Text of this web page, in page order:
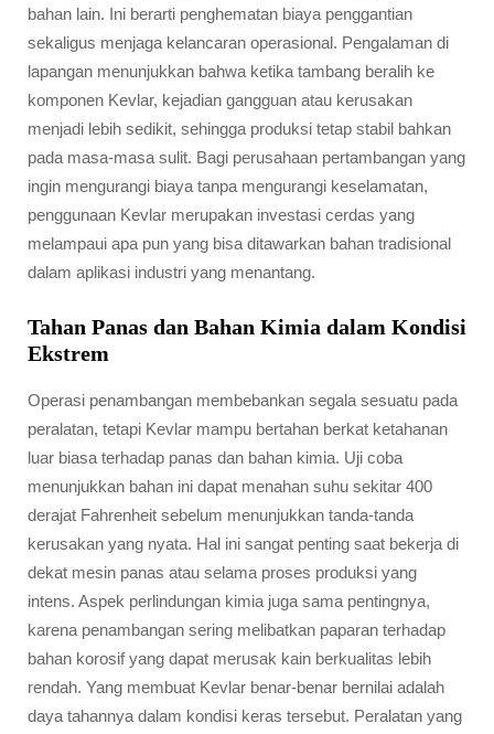
bahan lain. Ini berarti penghematan biaya penggantian
sekaligus menjaga kelancaran operasional. Pengalaman di
lapangan menunjukkan bahwa ketika tambang beralih ke
komponen Kevlar, kejadian gangguan atau kerusakan
menjadi lebih sedikit, sehingga produksi tetap stabil bahkan
pada masa-masa sulit. Bagi perusahaan pertambangan yang
ingin mengurangi biaya tanpa mengurangi keselamatan,
penggunaan Kevlar merupakan investasi cerdas yang
melampaui apa pun yang bisa ditawarkan bahan tradisional
dalam aplikasi industri yang menantang.
Tahan Panas dan Bahan Kimia dalam Kondisi
Ekstrem
Operasi penambangan membebankan segala sesuatu pada
peralatan, tetapi Kevlar mampu bertahan berkat ketahanan
luar biasa terhadap panas dan bahan kimia. Uji coba
menunjukkan bahan ini dapat menahan suhu sekitar 400
derajat Fahrenheit sebelum menunjukkan tanda-tanda
kerusakan yang nyata. Hal ini sangat penting saat bekerja di
dekat mesin panas atau selama proses produksi yang
intens. Aspek perlindungan kimia juga sama pentingnya,
karena penambangan sering melibatkan paparan terhadap
bahan korosif yang dapat merusak kain berkualitas lebih
rendah. Yang membuat Kevlar benar-benar bernilai adalah
daya tahannya dalam kondisi keras tersebut. Peralatan yang